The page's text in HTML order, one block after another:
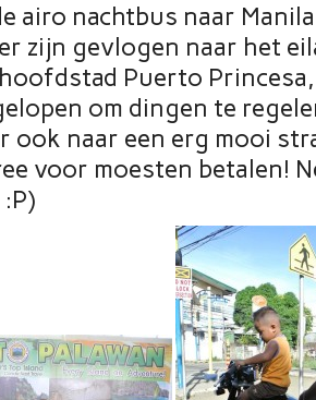
airo nachtbus naar
zijn gevlogen naar het
Puerto
om dingen te
ook naar een erg mooi
voor moesten betalen!